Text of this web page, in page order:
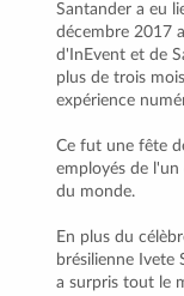
Santander a eu
décembre 2017
d'InEvent et de
plus de trois
expérience
Ce fut une fête
employés de
du monde.
En plus du
brésilienne Ivete
a surpris tout le